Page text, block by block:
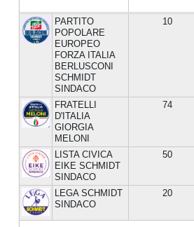
PARTITO
POPOLARE
EUROPEO
FORZA ITALIA
BERLUSCONI
SCHMIDT
SINDACO
10
FRATELLI
D'ITALIA
GIORGIA
MELONI
74
LISTA CIVICA
EIKE SCHMIDT
SINDACO
50
LEGA SCHMIDT
SINDACO
20